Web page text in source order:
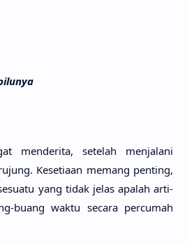
menderi­ta, sete­lah menjala­ni
Kesetia­an memang pen­ting,
yang tidak jelas apa­lah arti­
buang waktu seca­ra percu­mah